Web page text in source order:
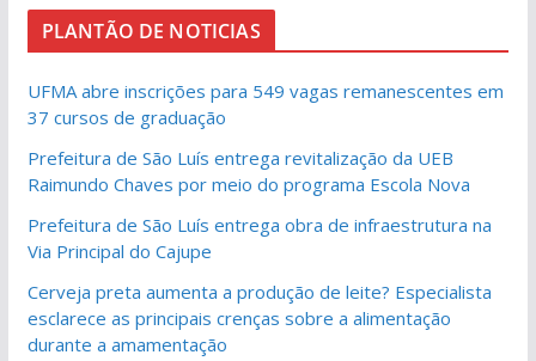
PLANTÃO DE NOTICIAS
UFMA abre inscrições para 549 vagas remanescentes em
37 cursos de graduação
Prefeitura de São Luís entrega revitalização da UEB
Raimundo Chaves por meio do programa Escola Nova
Prefeitura de São Luís entrega obra de infraestrutura na
Via Principal do Cajupe
Cerveja preta aumenta a produção de leite? Especialista
esclarece as principais crenças sobre a alimentação
durante a amamentação